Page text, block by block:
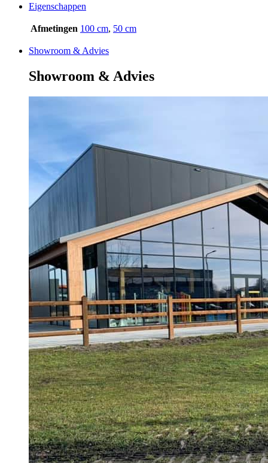
Eigenschappen
Afmetingen 100 cm, 50 cm
Showroom & Advies
Showroom & Advies